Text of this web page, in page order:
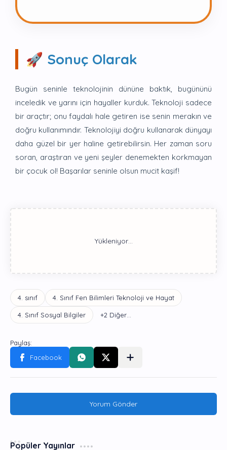
🚀 Sonuç Olarak
Bugün seninle teknolojinin dününe baktık, bugününü
inceledik ve yarını için hayaller kurduk. Teknoloji sadece
bir araçtır; onu faydalı hale getiren ise senin merakın ve
doğru kullanımındır. Teknolojiyi doğru kullanarak dünyayı
daha güzel bir yer haline getirebilirsin. Her zaman soru
soran, araştıran ve yeni şeyler denemekten korkmayan
bir çocuk ol! Başarılar seninle olsun mucit kaşif!
Yorum Gönder
Popüler Yayınlar